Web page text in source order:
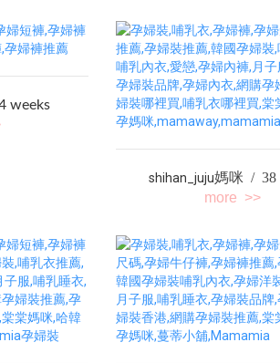
weeks
shihan_juju媽咪 / 38
more >>